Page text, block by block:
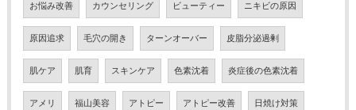
お悩み改善 カウンセリング ビューティー ニキビの原因
原因追求 毛穴の開き ターンオーバー 皮脂分泌過剰
肌ケア 肌育 スキンケア 色素沈着 炎症後の色素沈着
アメリ 福山美容 アトピー アトピー改善 日焼け対策